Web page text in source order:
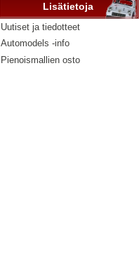
Lisätietoja
Uutiset ja tiedotteet
Automodels -info
Pienoismallien osto